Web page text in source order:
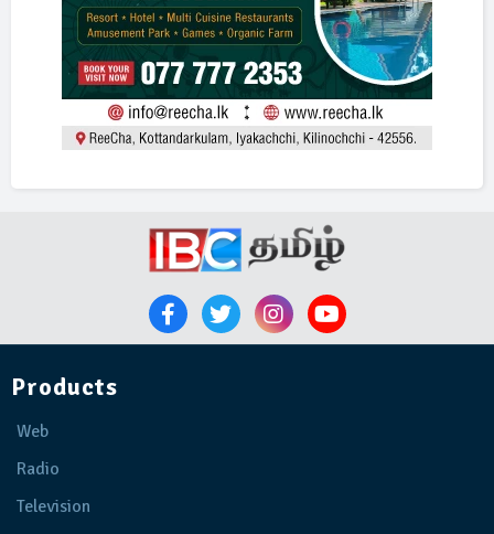
Products
Web
Radio
Television